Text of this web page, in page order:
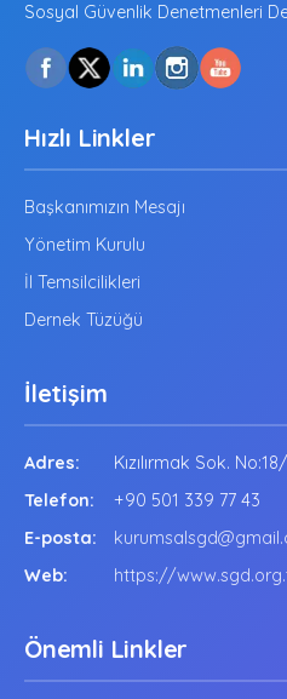
Sosyal Güvenlik Denetmenleri
Hızlı Linkler
Başkanımızın Mesajı
Yönetim Kurulu
İl Temsilcilikleri
Dernek Tüzüğü
İletişim
Adres:
Kızılırmak Sok.
Telefon:
+90 501 339 77 43
E-posta:
Web:
https://
Önemli Linkler